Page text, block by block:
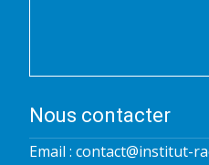
Nous contacter
Email : contact@institut-